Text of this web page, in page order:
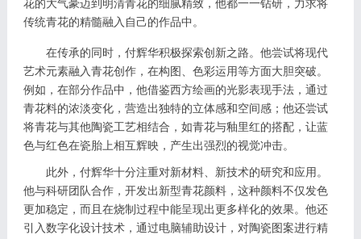
花的大气豪迈到明清青花的细腻精致，他都一一钻研，力求将
传统青花的精髓融入自己的作品中。
在传承的同时，付辉华积极探索创新之路。他尝试将现代
艺术元素融入青花创作，在构图、色彩运用等方面大胆突破。
例如，在部分作品中，他借鉴西方绘画的光影表现手法，通过
青花料的浓淡变化，营造出独特的立体感和空间感；他还尝试
将青花与其他陶瓷工艺相结合，如青花与釉里红的搭配，让蓝
色与红色在瓷胎上相互辉映，产生出强烈的视觉冲击。
此外，付辉华十分注重对新材料、新技术的研究和应用。
他与科研团队合作，开发出新型青花颜料，这种颜料不仅发色
更加稳定，而且在烧制过程中能呈现出更多样化的效果。他还
引入数字化设计技术，通过电脑辅助设计，对陶瓷图案进行精